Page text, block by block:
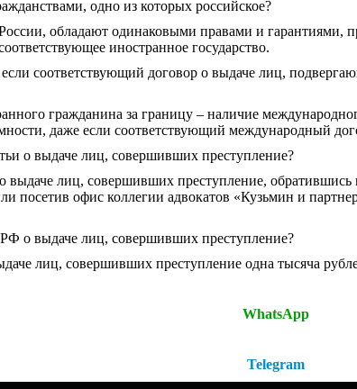
одно из которых российское?
обладают одинаковыми правами и гарантиями,
иностранное государство.
соответствующий договор о выдаче лиц,
гражданина за границу – наличие
даже если соответствующий международный
о выдаче лиц, совершивших преступление?
выдаче лиц, совершивших преступление,
офис коллегии адвокатов «Кузьмин и
РФ о выдаче лиц, совершивших преступление?
лиц, совершивших преступление одна тысяча
WhatsApp
Telegram